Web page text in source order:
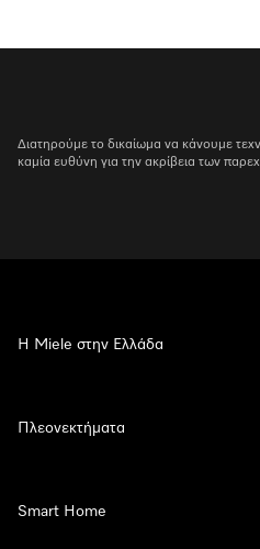
Διατηρούμε το δικαίωμα να κάνουμε
καμία ευθύνη για την ακρίβεια των
Η Miele στην Ελλάδα
Πλεονεκτήματα
Smart Home